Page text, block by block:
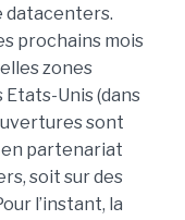
datacenters.
prochains mois
zones
Unis (dans
sont
en partenariat
soit sur des
l’instant, la